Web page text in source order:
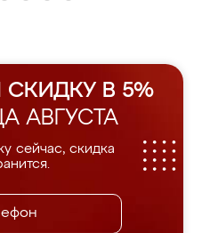
В 5%
АВГУСТА
сейчас, скидка